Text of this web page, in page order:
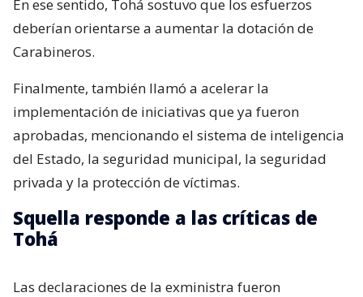
En ese sentido, Tohá sostuvo que los esfuerzos
deberían orientarse a aumentar la dotación de
Carabineros.
Finalmente, también llamó a acelerar la
implementación de iniciativas que ya fueron
aprobadas, mencionando el sistema de inteligencia
del Estado, la seguridad municipal, la seguridad
privada y la protección de víctimas.
Squella responde a las críticas de
Tohá
Las declaraciones de la exministra fueron